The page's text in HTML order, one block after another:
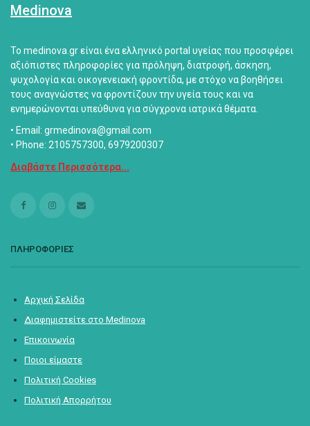
Medinova
Το medinova.gr είναι ένα ελληνικό portal υγείας που προσφέρει
αξιόπιστες πληροφορίες για πρόληψη, διατροφή, άσκηση,
ψυχολογία και οικογενειακή φροντίδα, με στόχο να βοηθήσει
τους αναγνώστες να φροντίζουν την υγεία τους και να
ενημερώνονται υπεύθυνα για σύγχρονα ιατρικά θέματα.
• Email: grmedinova@gmail.com
• Phone: 2105757300, 6979200307
Διαβάστε Περισσότερα...
ΠΛΗΡΟΦΟΡΙΕΣ
Αρχική Σελίδα
Διαφημιστείτε στο Medinova
Επικοινωνία
Ποιοι είμαστε
Πολιτική Cookies
Πολιτική Απορρήτου